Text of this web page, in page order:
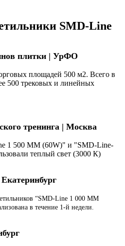
SMD-Line
плитки | УрФО
площадей 500 м2. Всего в
500 трековых и линейных
тренинга | Москва
1 500 ММ (60W)" и "SMD-Line-
теплый свет (3000 К)
“SMD-Line 1 000 ММ
в течение 1-й недели.